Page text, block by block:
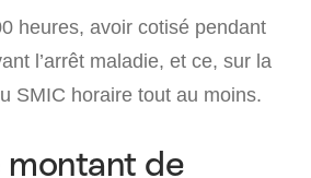
heures, avoir cotisé pendant
l’arrêt maladie, et ce, sur la
SMIC horaire tout au moins.
montant de